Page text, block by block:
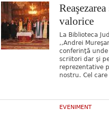
valorice
La Biblioteca
,,Andrei
conferinţă
scriitori dar şi
reprezentative
nostru. Cel
EVENIMENT